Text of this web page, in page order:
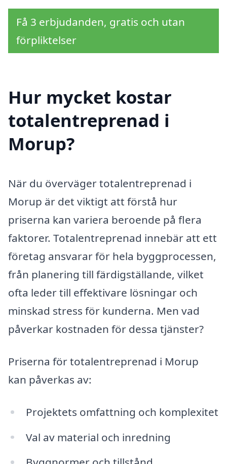
Få 3 erbjudanden, gratis och utan
förpliktelser
Hur mycket kostar
totalentreprenad i
Morup?
När du överväger totalentreprenad i
Morup är det viktigt att förstå hur
priserna kan variera beroende på flera
faktorer. Totalentreprenad innebär att ett
företag ansvarar för hela byggprocessen,
från planering till färdigställande, vilket
ofta leder till effektivare lösningar och
minskad stress för kunderna. Men vad
påverkar kostnaden för dessa tjänster?
Priserna för totalentreprenad i Morup
kan påverkas av:
Projektets omfattning och komplexitet
Val av material och inredning